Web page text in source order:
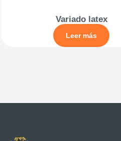
Variado latex
Leer más